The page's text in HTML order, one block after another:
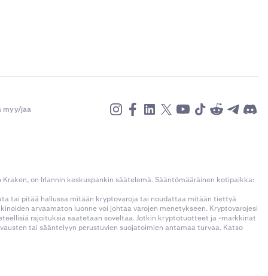
myy/jaa
on Irlannin keskuspankin säätelemä. Sääntömääräinen kotipaikka:
tai pitää hallussa mitään kryptovaroja tai noudattaa mitään tiettyä
arvaamaton luonne voi johtaa varojen menetykseen. Kryptovarojesi
rajoituksia saatetaan soveltaa. Jotkin kryptotuotteet ja -markkinat
tai sääntelyyn perustuvien suojatoimien antamaa turvaa. Katso